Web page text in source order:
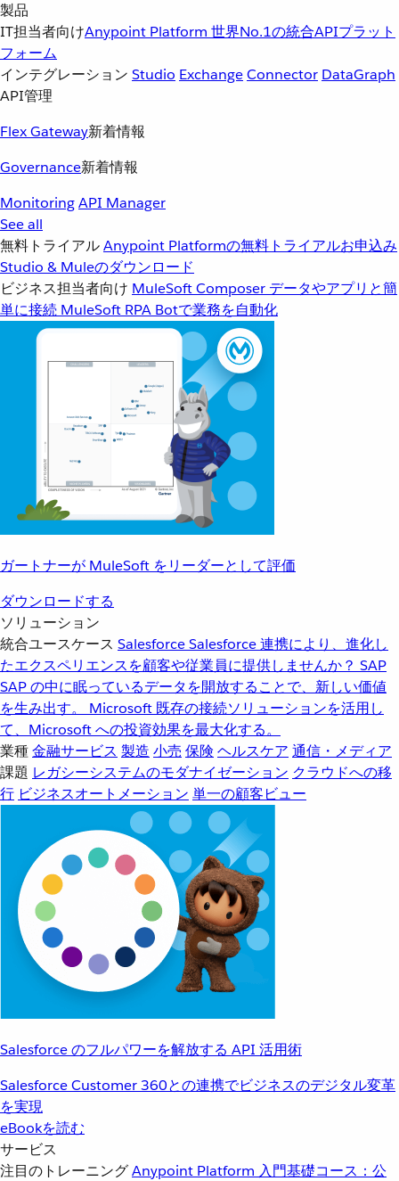
製品
IT担当者向けAnypoint Platform 世界No.1の統合APIプラット
フォーム
インテグレーション Studio ExchangeConnector DataGraph
API管理
Flex Gateway新着情報
Governance新着情報
MonitoringAPI Manager
See all
無料トライアルAnypoint Platformの無料トライアルお申込み
Studio & Muleのダウンロード
ビジネス担当者向け MuleSoft Composer データやアプリと簡
単に接続 MuleSoft RPA Botで業務を自動化
ガートナーが MuleSoft をリーダーとして評価
ダウンロードする
ソリューション
統合ユースケース SalesforceSalesforce 連携により、進化し
たエクスペリエンスを顧客や従業員に提供しませんか？ SAP
SAP の中に眠っているデータを開放することで、新しい価値
を生み出す。
Microsoft 既存の接続ソリューションを活用し
て、Microsoft への投資効果を最大化する。
業種金融サービス 製造 小売 保険 ヘルスケア 通信・メディア
課題 レガシーシステムのモダナイゼーション クラウドへの移
行 ビジネスオートメーション 単一の顧客ビュー
Salesforce のフルパワーを解放する API 活用術
Salesforce Customer 360との連携でビジネスのデジタル変革
を実現
eBookを読む
サービス
注目のトレーニングAnypoint Platform 入門基礎コース：公